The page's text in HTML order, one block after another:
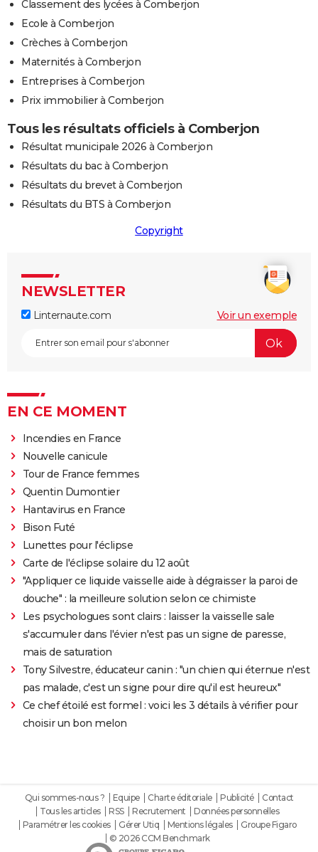
Classement des lycées à Comberjon
Ecole à Comberjon
Crèches à Comberjon
Maternités à Comberjon
Entreprises à Comberjon
Prix immobilier à Comberjon
Tous les résultats officiels à Comberjon
Résultat municipale 2026 à Comberjon
Résultats du bac à Comberjon
Résultats du brevet à Comberjon
Résultats du BTS à Comberjon
Copyright
NEWSLETTER
Linternaute.com Voir un exemple
EN CE MOMENT
Incendies en France
Nouvelle canicule
Tour de France femmes
Quentin Dumontier
Hantavirus en France
Bison Futé
Lunettes pour l'éclipse
Carte de l'éclipse solaire du 12 août
"Appliquer ce liquide vaisselle aide à dégraisser la paroi de
douche" : la meilleure solution selon ce chimiste
Les psychologues sont clairs : laisser la vaisselle sale
s'accumuler dans l'évier n'est pas un signe de paresse,
mais de saturation
Tony Silvestre, éducateur canin : "un chien qui éternue n'est
pas malade, c'est un signe pour dire qu'il est heureux"
Ce chef étoilé est formel : voici les 3 détails à vérifier pour
choisir un bon melon
Qui sommes-nous ? Equipe Charte éditoriale Publicité
Contact
Tous les articles
RSS Recrutement
Données personnelles
Paramétrer les cookies
Gérer Utiq Mentions légales
Groupe Figaro
© 2026 CCM Benchmark